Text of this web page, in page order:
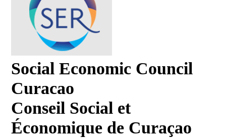
Social Economic Council
Curacao
Conseil Social et
Économique de Curaçao